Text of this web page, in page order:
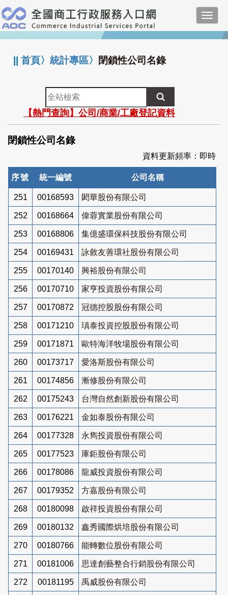
跳
到
主
要
:::
||首頁〉統計專區〉 閉鎖性公司名錄
全
站
檢
索
【熱門查詢】公司/商業/工廠登記資料
閉鎖性公司名錄
資料更新頻率：即時
序號 統一編號 公司名稱
251 00168593 閎華股份有限公司
252 00168664 偉蓉實業股份有限公司
253 00168806 集億盛環保科技股份有限公司
254 00169431 詠敘友善環社股份有限公司
255 00170140 興裕股份有限公司
256 00170710 家亨投資股份有限公司
257 00170872 冠德控股股份有限公司
258 00171210 瑱泰投資控股股份有限公司
259 00171871 歐特海洋牧場股份有限公司
260 00173717 愛洛斯股份有限公司
261 00174856 漸修股份有限公司
262 00175243 台灣自然創新股份有限公司
263 00176221 金如泰股份有限公司
264 00177328 永雋投資股份有限公司
265 00177523 庫鉅股份有限公司
266 00178086 龍威投資股份有限公司
267 00179352 方嘉股份有限公司
268 00180098 啟祥投資股份有限公司
269 00180132 鑫秀國際烘培股份有限公司
270 00180766 能轉數位股份有限公司
271 00181006 思達創藝整合行銷股份有限公司
272 00181195 禹威股份有限公司